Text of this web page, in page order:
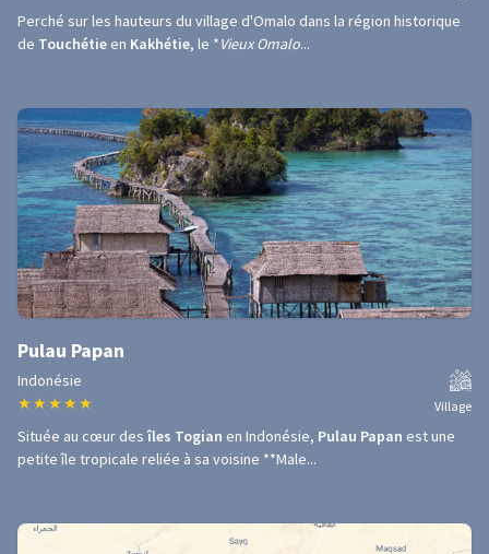
Perché sur les hauteurs du village d'Omalo dans la région historique
de Touchétie en Kakhétie, le *Vieux Omalo...
Pulau Papan
Indonésie
★ ★ ★ ★ ★ Village
Située au cœur desîles Togian en Indonésie, Pulau Papan est une
petite île tropicale reliée à sa voisine **Male...